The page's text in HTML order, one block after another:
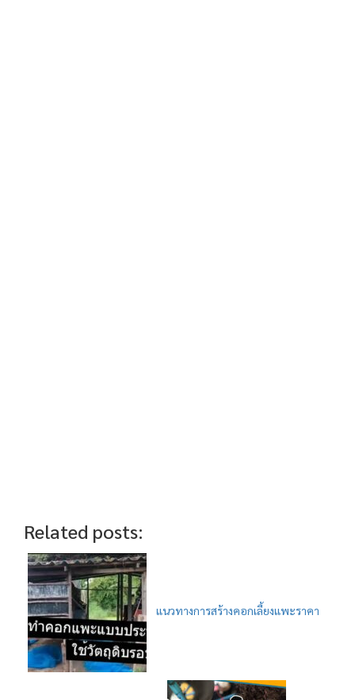
Related posts:
แนวทางการสร้างคอกเลี้ยงแพะราคา